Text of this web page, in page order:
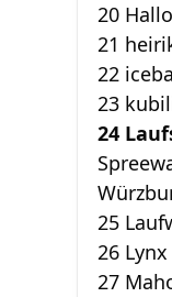
20
21
22
23
24
25
26 Lynx
27